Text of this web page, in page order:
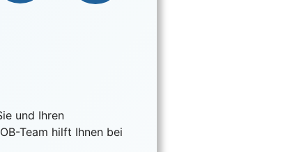
und Ihren
Team hilft Ihnen bei